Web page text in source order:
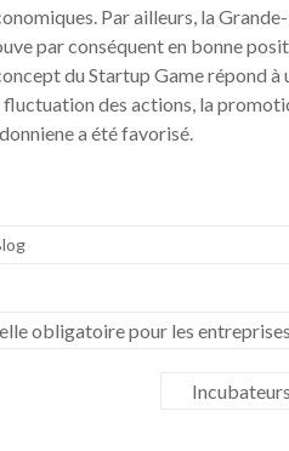
Par ailleurs, la
par conséquent en bonne
du Startup Game répond
fluctuation des actions, la
a été favorisé.
obligatoire pour les